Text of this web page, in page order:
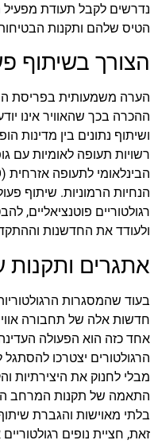
נדרשים לקבל תעודת
הטיס שלהם ותקנות
הצורך בשיתוף
הערה משמעותית בפריסת
ההכרה בכך שהאוויר אינו
ושיתוף נתונים בין מדינות
רשויות תעופה לאומיות עם
הנחיות הרמוניות. שיתוף
רגולטוריים פוטנציאליים,
ולעודד את החדשנות
אתגרים ותקנות
בעוד שהמסגרות
חדשות אלה של תחבורה
אחד כזה הוא הפעולה
הרגולטורים יצטרכו
מבלי לחנוק את היצירתיות
התאמה של תקנות המרחב
בלתי מאוישות והגברת
זאת, חציית נופים